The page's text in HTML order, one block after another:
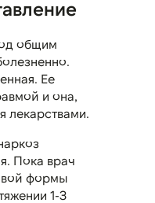
общим
Ее
и она,
лекарствами.
Пока врач
формы
1-3